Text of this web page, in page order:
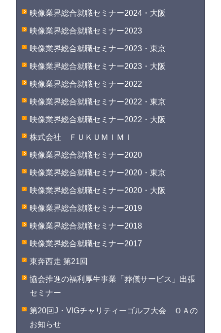
映像業界総合就職セミナー2024・大阪
映像業界総合就職セミナー2023
映像業界総合就職セミナー2023・東京
映像業界総合就職セミナー2023・大阪
映像業界総合就職セミナー2022
映像業界総合就職セミナー2022・東京
映像業界総合就職セミナー2022・大阪
株式会社 ＦＵＫＵＭＩＭＩ
映像業界総合就職セミナー2020
映像業界総合就職セミナー2020・東京
映像業界総合就職セミナー2020・大阪
映像業界総合就職セミナー2019
映像業界総合就職セミナー2018
映像業界総合就職セミナー2017
東奔西走 第21回
協会推進の福利厚生事業「葬儀サービス」出張
セミナー
第20回J・VIGチャリティーゴルフ大会 ＯＡの
お知らせ